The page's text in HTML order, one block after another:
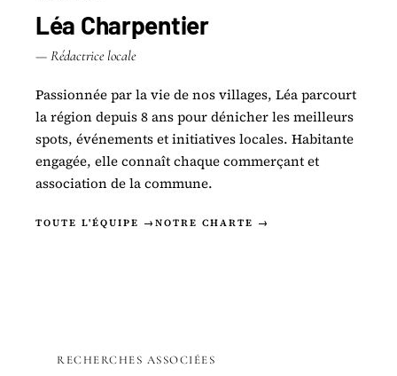
Léa Charpentier
— Rédactrice locale
Passionnée par la vie de nos villages, Léa parcourt
la région depuis 8 ans pour dénicher les meilleurs
spots, événements et initiatives locales. Habitante
engagée, elle connaît chaque commerçant et
association de la commune.
TOUTE L'ÉQUIPE → NOTRE CHARTE →
RECHERCHES ASSOCIÉES